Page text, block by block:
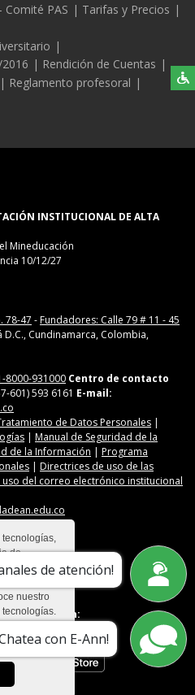
tecnologías,
de
en esta
para
nuestro
tecnologías.
con E-Ann!
de atención!
Comité PAS
Tarifas y Precios
Rendición de Cuentas
Reglamento profesoral
INSTITUCIONAL DE ALTA
Mineducación
10/12/27
78-47 -Fundadores: Calle 79 # 11 - 45
Cundinamarca, Colombia,
8000-931000 Centro de contacto
601) 593 6161 E-mail:
de Datos Personales
Manual de Seguridad de la
de la Información
Programa
Directrices de uso de las
uso del correo electrónico institucional
app en: